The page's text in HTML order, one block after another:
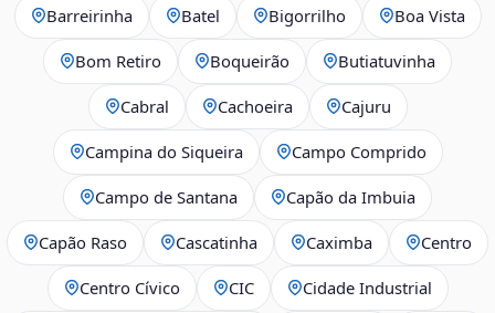
Barreirinha Batel Bigorrilho Boa Vista
Bom Retiro Boqueirão Butiatuvinha
Cabral Cachoeira Cajuru
Campina do Siqueira Campo Comprido
Campo de Santana Capão da Imbuia
Capão Raso Cascatinha Caximba Centro
Centro Cívico CIC Cidade Industrial